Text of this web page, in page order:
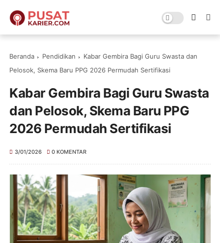
Beranda Pendidikan
Kabar Gembira Bagi Guru Swasta dan
Pelosok, Skema Baru PPG 2026 Permudah Sertifikasi
Kabar Gembira Bagi Guru Swasta
dan Pelosok, Skema Baru PPG
2026 Permudah Sertifikasi
3/01/2026 0 KOMENTAR